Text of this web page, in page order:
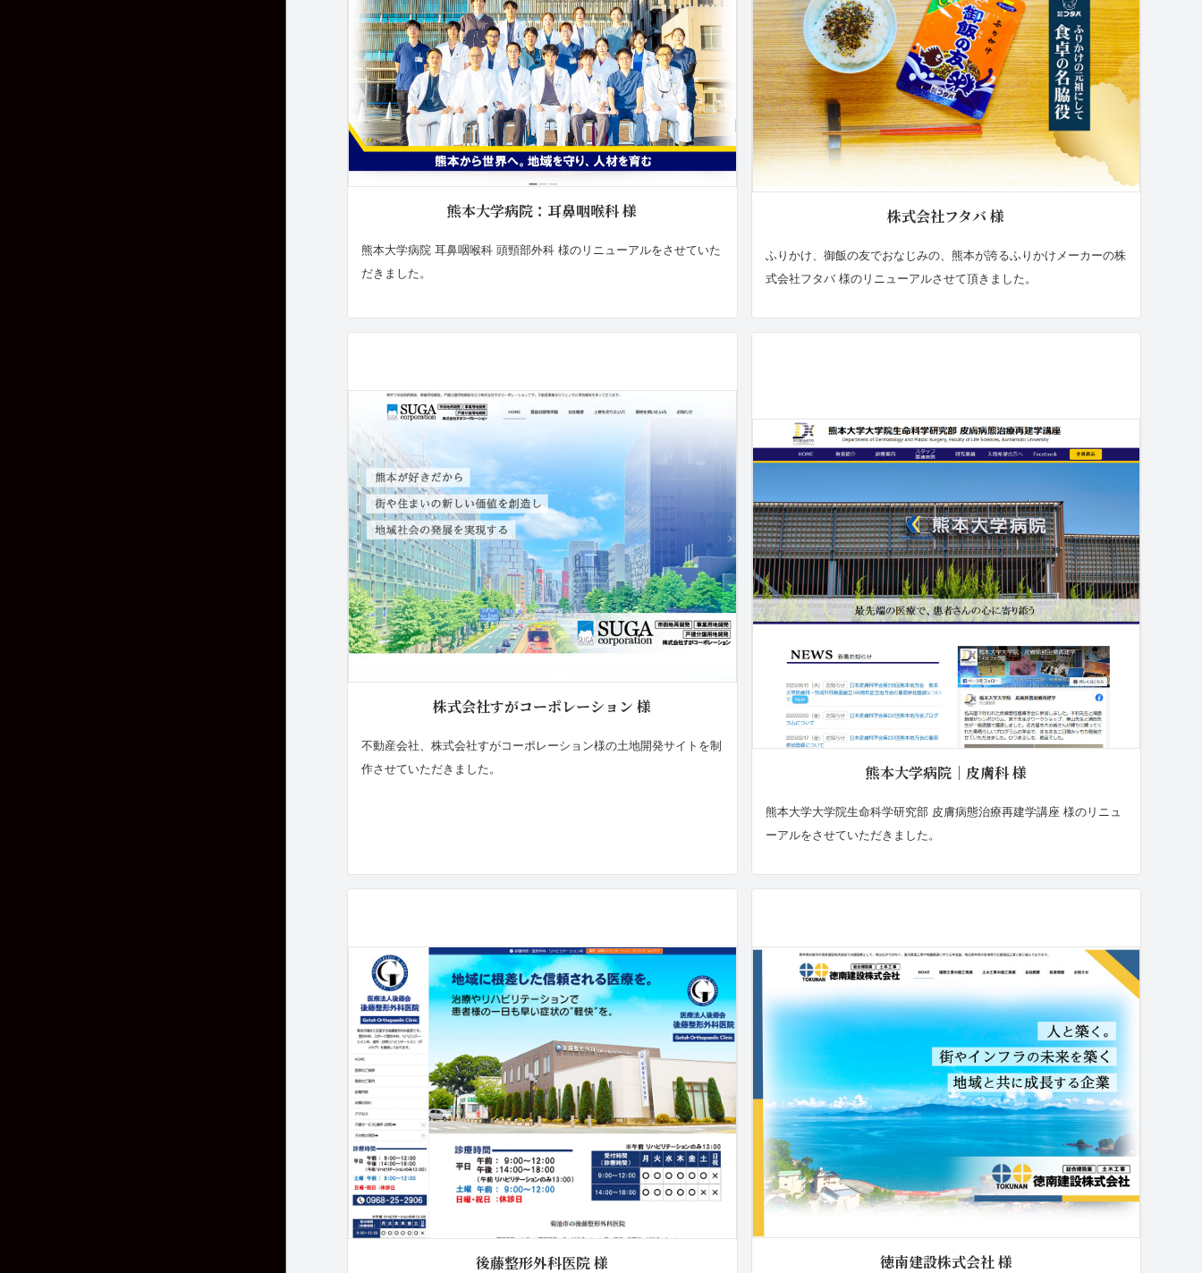
熊本大学病院：耳鼻咽喉科 様
熊本大学病院 耳鼻咽喉科 頭頸部外科 様のリニューアルをさせていた
だきました。
株式会社フタバ 様
ふりかけ、御飯の友でおなじみの、熊本が誇るふりかけメーカーの株
式会社フタバ 様のリニューアルさせて頂きました。
株式会社すがコーポレーション 様
不動産会社、株式会社すがコーポレーション様の土地開発サイトを制
作させていただきました。
熊本大学病院｜皮膚科 様
熊本大学大学院生命科学研究部 皮膚病態治療再建学講座 様のリニュ
ーアルをさせていただきました。
後藤整形外科医院 様 徳南建設株式会社 様